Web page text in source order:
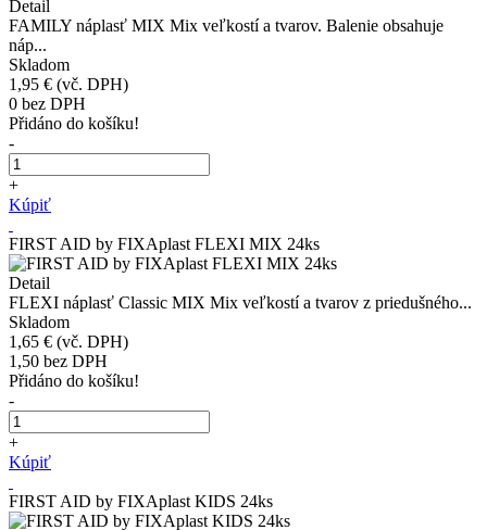
Detail
FAMILY náplasť MIX Mix veľkostí a tvarov. Balenie obsahuje
náp...
Skladom
1,95 € (vč. DPH)
0 bez DPH
Přidáno do košíku!
-
+
Kúpiť
FIRST AID by FIXAplast FLEXI MIX 24ks
Detail
FLEXI náplasť Classic MIX Mix veľkostí a tvarov z priedušného...
Skladom
1,65 € (vč. DPH)
1,50 bez DPH
Přidáno do košíku!
-
+
Kúpiť
FIRST AID by FIXAplast KIDS 24ks